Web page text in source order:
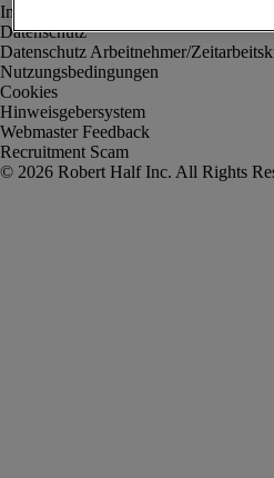
Impressum
Datenschutz
Datenschutz Arbeitnehmer/
Nutzungsbedingungen
Cookies
Hinweisgebersystem
Webmaster Feedback
Recruitment Scam